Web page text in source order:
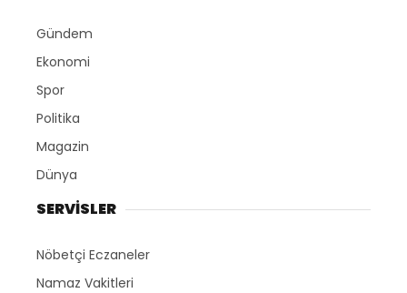
Gündem
Ekonomi
Spor
Politika
Magazin
Dünya
SERVİSLER
Nöbetçi Eczaneler
Namaz Vakitleri